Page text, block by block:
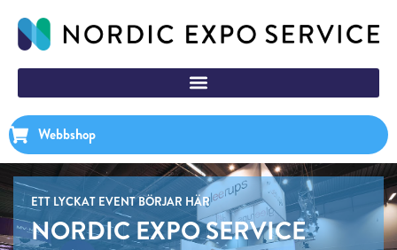
Webbshop
ETT LYCKAT EVENT BÖRJAR HÄR
NORDIC EXPO SERVICE